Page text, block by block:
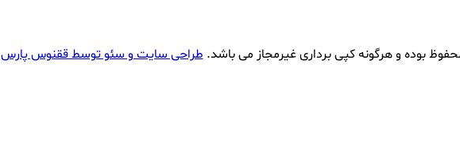
بوده و هرگونه کپی برداری غیرمجاز می باشد.طراحی سایت و سئو توسط ققنوس پارس